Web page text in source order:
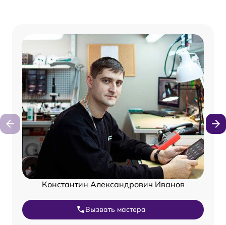
Константин Александрович Иванов
Вызвать мастера